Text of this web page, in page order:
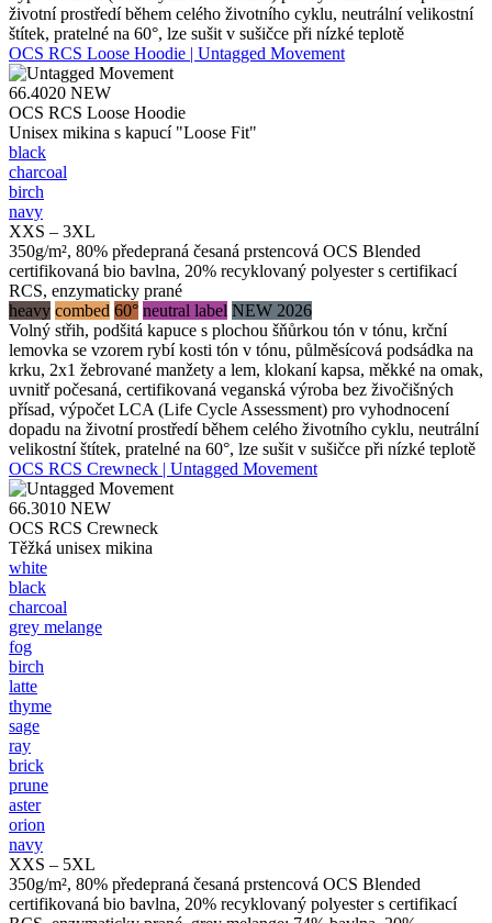
životní prostředí během celého životního cyklu, neutrální velikostní
štítek, pratelné na 60°, lze sušit v sušičce při nízké teplotě
OCS RCS Loose Hoodie | Untagged Movement
66.4020 NEW
OCS RCS Loose Hoodie
Unisex mikina s kapucí "Loose Fit"
black
charcoal
birch
navy
XXS – 3XL
350g/m², 80% předepraná česaná prstencová OCS Blended
certifikovaná bio bavlna, 20% recyklovaný polyester s certifikací
RCS, enzymaticky prané
heavy combed 60° neutral label NEW 2026
Volný střih, podšitá kapuce s plochou šňůrkou tón v tónu, krční
lemovka se vzorem rybí kosti tón v tónu, půlměsícová podsádka na
krku, 2x1 žebrované manžety a lem, klokaní kapsa, měkké na omak,
uvnitř počesaná, certifikovaná veganská výroba bez živočišných
přísad, výpočet LCA (Life Cycle Assessment) pro vyhodnocení
dopadu na životní prostředí během celého životního cyklu, neutrální
velikostní štítek, pratelné na 60°, lze sušit v sušičce při nízké teplotě
OCS RCS Crewneck | Untagged Movement
66.3010 NEW
OCS RCS Crewneck
Těžká unisex mikina
white
black
charcoal
grey melange
fog
birch
latte
thyme
sage
ray
brick
prune
aster
orion
navy
XXS – 5XL
350g/m², 80% předepraná česaná prstencová OCS Blended
certifikovaná bio bavlna, 20% recyklovaný polyester s certifikací